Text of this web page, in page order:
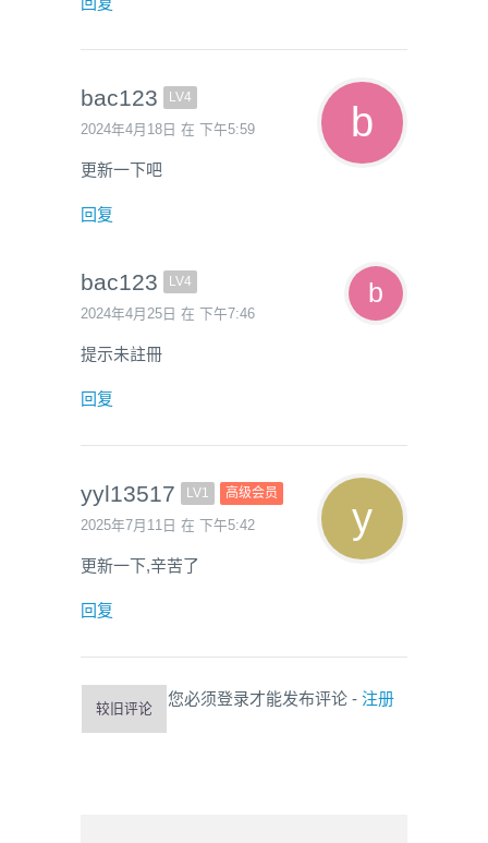
bac123 LV4
2024年4月18日 在 下午5:59
更新一下吧
回复
bac123 LV4
2024年4月25日 在 下午7:46
提示未註冊
回复
yyl13517 LV1 高级会员
2025年7月11日 在 下午5:42
更新一下,辛苦了
回复
较旧评论
您必须登录才能发布评论 - 注册